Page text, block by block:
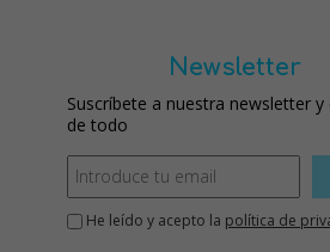
Newsletter
Suscríbete a nuestra newsletter y
de todo
He leído y acepto la política de